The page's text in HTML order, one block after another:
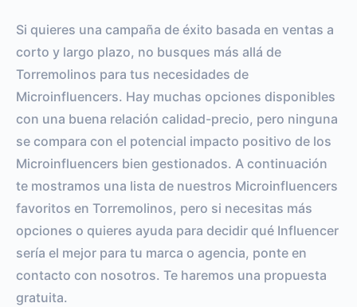
Si quieres una campaña de éxito basada en ventas a
corto y largo plazo, no busques más allá de
Torremolinos para tus necesidades de
Microinfluencers. Hay muchas opciones disponibles
con una buena relación calidad-precio, pero ninguna
se compara con el potencial impacto positivo de los
Microinfluencers bien gestionados. A continuación
te mostramos una lista de nuestros Microinfluencers
favoritos en Torremolinos, pero si necesitas más
opciones o quieres ayuda para decidir qué Influencer
sería el mejor para tu marca o agencia, ponte en
contacto con nosotros. Te haremos una propuesta
gratuita.